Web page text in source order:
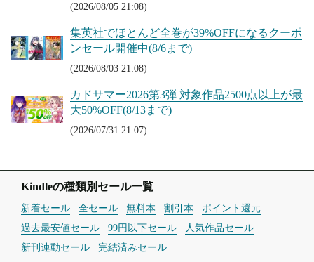
(2026/08/05 21:08)
集英社でほとんど全巻が39%OFFになるクーポ
ンセール開催中(8/6まで)
(2026/08/03 21:08)
カドサマー2026第3弾 対象作品2500点以上が最
大50%OFF(8/13まで)
(2026/07/31 21:07)
Kindleの種類別セール一覧
新着セール 全セール 無料本 割引本
ポイント還元
過去最安値セール
99円以下セール
人気作品セール
新刊連動セール
完結済みセール